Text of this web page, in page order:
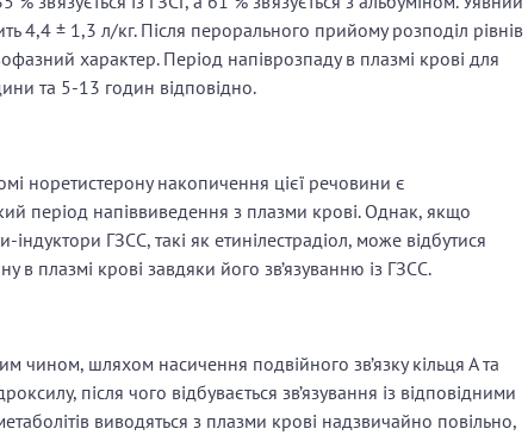
4,4 ± 1,3 л/кг. Після перорального прийому розподіл рівнів
характер. Період напіврозпаду в плазмі крові для
та 5-13 годин відповідно.
норетистерону накопичення цієї речовини є
період напіввиведення з плазми крові. Однак, якщо
ГЗСС, такі як етинілестрадіол, може відбутися
в плазмі крові завдяки його зв’язуванню із ГЗСС.
чином, шляхом насичення подвійного зв’язку кільця А та
після чого відбувається зв’язування із відповідними
виводяться з плазми крові надзвичайно повільно,